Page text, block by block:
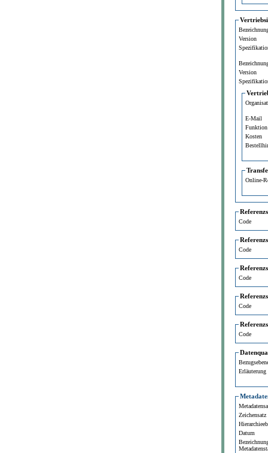
Version
Version
E-Mail
Funktion
Kosten
Online-
Code
Code
Code
Code
Code
Erläuterung
Zeichensatz
Datum